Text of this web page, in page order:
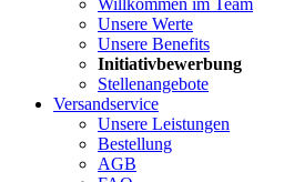
Willkommen im Team
Unsere Werte
Unsere Benefits
Initiativbewerbung
Stellenangebote
Versandservice
Unsere Leistungen
Bestellung
AGB